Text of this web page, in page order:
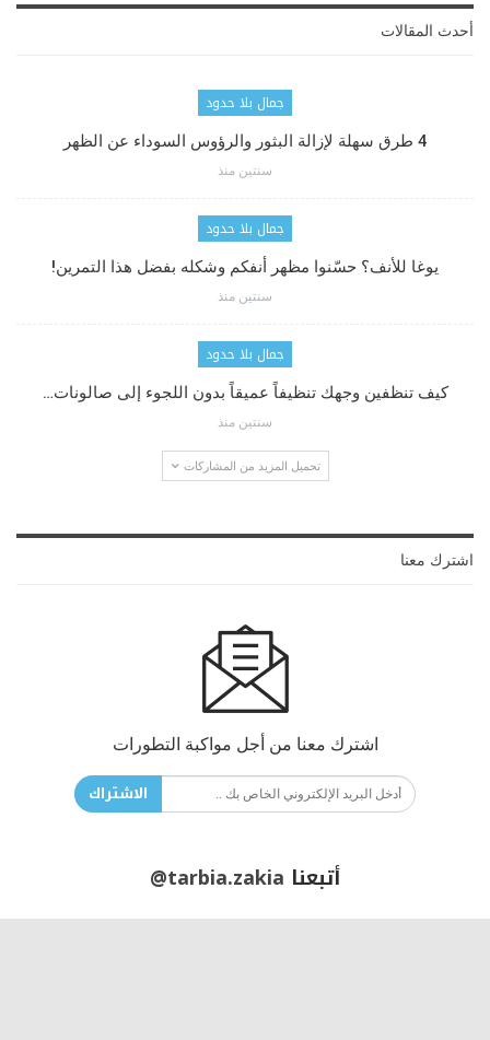
أحدث المقالات
جمال بلا حدود
4 طرق سهلة لإزالة البثور والرؤوس السوداء عن الظهر
سنتين منذ
جمال بلا حدود
يوغا للأنف؟ حسّنوا مظهر أنفكم وشكله بفضل هذا التمرين!
سنتين منذ
جمال بلا حدود
كيف تنظفين وجهك تنظيفاً عميقاً بدون اللجوء إلى صالونات…
سنتين منذ
تحميل المزيد من المشاركات
اشترك معنا
اشترك معنا من أجل مواكبة التطورات
الاشتراك
أتبعنا @tarbia.zakia